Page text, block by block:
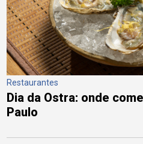
Restaurantes
Dia da Ostra: onde
Paulo